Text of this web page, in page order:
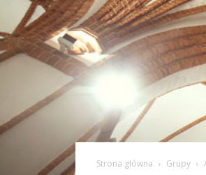
Strona główna Grupy